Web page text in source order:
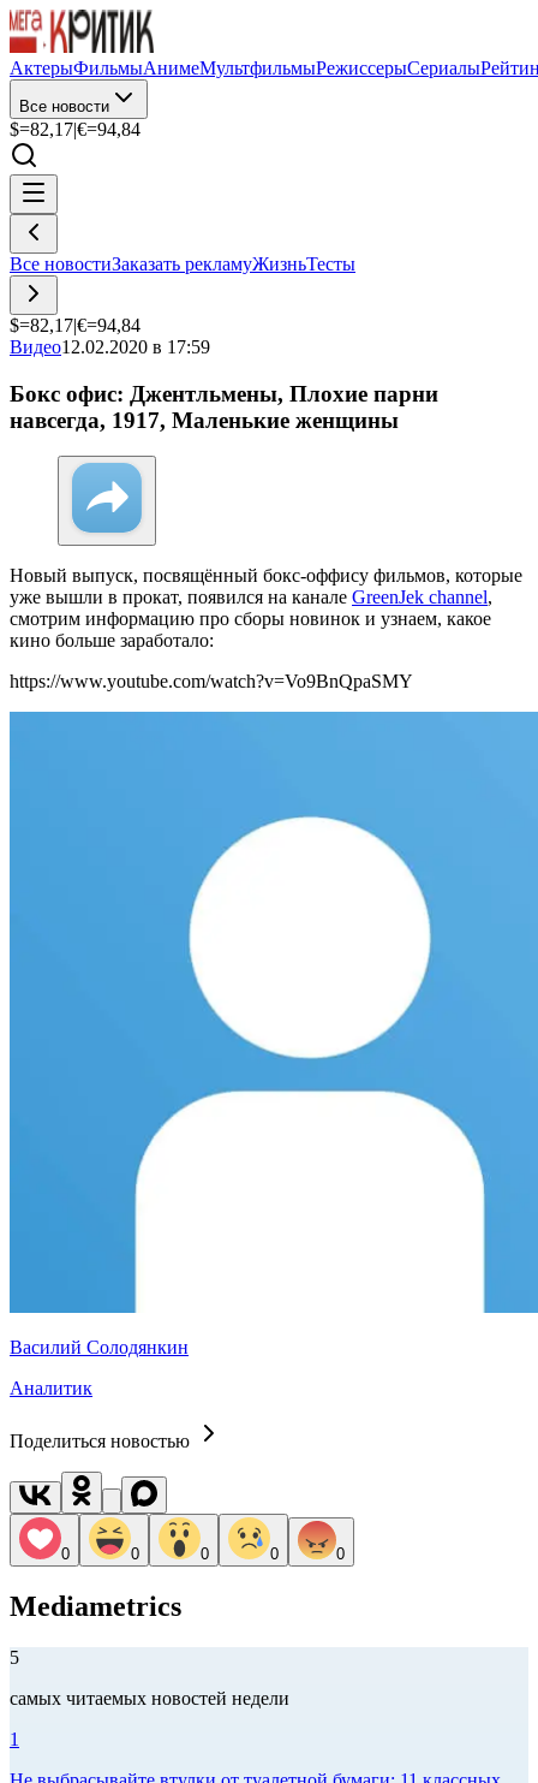
АктерыФильмыАнимеМультфильмыРежиссерыСериалы
Все новости
$=82,17|€=94,84
Все новостиЗаказать рекламуЖизньТесты
$=82,17|€=94,84
Видео12.02.2020 в 17:59
Бокс офис: Джентльмены, Плохие парни
навсегда, 1917, Маленькие женщины
Новый выпуск, посвящённый бокс-оффису фильмов, которые
уже вышли в прокат, появился на канале GreenJek channel,
смотрим информацию про сборы новинок и узнаем, какое
кино больше заработало:
https://www.youtube.com/watch?v=Vo9BnQpaSMY
Василий Солодянкин
Аналитик
Поделиться новостью
0 0 0 0 0
Mediametrics
5
самых читаемых новостей недели
1